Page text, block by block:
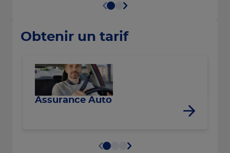
Obtenir un tarif
Assurance Auto